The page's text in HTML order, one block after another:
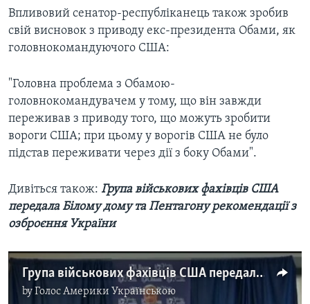
Впливовий сенатор-республіканець також зробив
свій висновок з приводу екс-президента Обами, як
головнокомандуючого США:
"Головна проблема з Обамою-
головнокомандувачем у тому, що він завжди
переживав з приводу того, що можуть зробити
вороги США; при цьому у ворогів США не було
підстав переживати через дії з боку Обами".
Дивіться також: Група військових фахівців США
передала Білому дому та Пентагону рекомендації з
озброєння України
Група військових фахівців США передала Білому дому та Пентагону рекомендації з озброєння України. Відео
byГолос Америки Українською